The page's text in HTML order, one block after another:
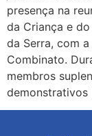
presença na
da Criança e
da Serra, com
Combinato.
membros